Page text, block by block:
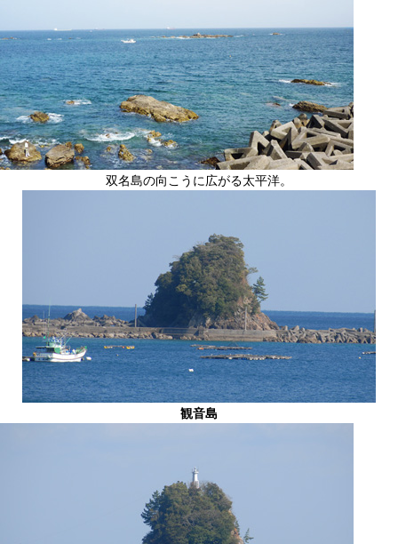
双名島の向こうに広がる太平洋。
観音島